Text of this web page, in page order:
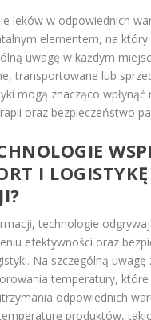
leków w odpowiednich
elementem, na który
uwagę w każdym
transportowane lub
mogą znacząco wpłynąć
oraz bezpieczeństwo
I
technologie
efektywności oraz
Na szczególną uwagę
temperatury, które
odpowiednich
produktów,